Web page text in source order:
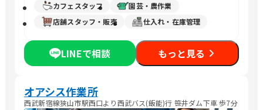
カフェスタッフ
園芸・農作業
店舗スタッフ・販売
仕入れ・在庫管理
LINEで相談 もっと見る
オアシス作業所
西武新宿線狭山市駅西口より西武バス(飯能)行 笹井ダム下車 歩7分